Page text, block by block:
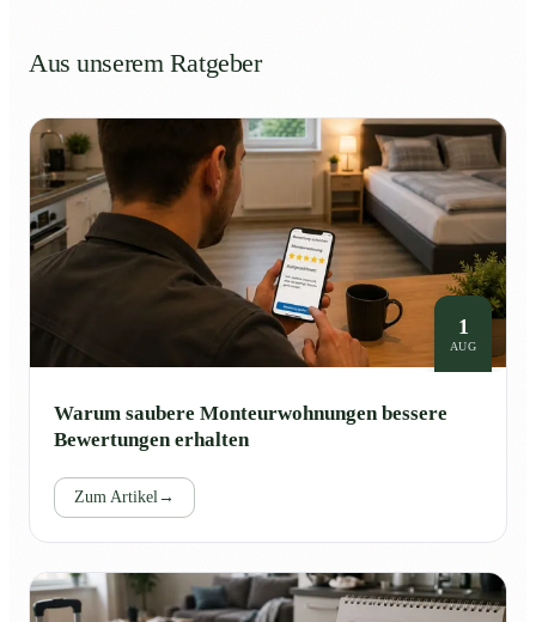
Aus unserem Ratgeber
1
AUG
Warum saubere Monteurwohnungen bessere
Bewertungen erhalten
Zum Artikel→